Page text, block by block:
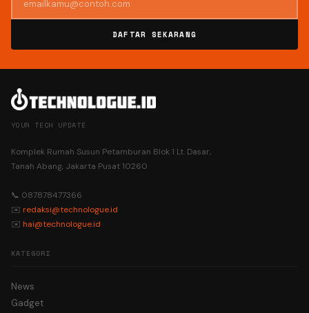
DAFTAR SEKARANG
YOUR TECH UPDATE
Komplek Rumah Susun Petamburan Blok 1 Lt. Dasar,
Tanah Abang, Jakarta Pusat 10260
📞 087878477366
✉️ redaksi@technologue.id
✉️ hai@technologue.id
KATEGORI
News
Gadget